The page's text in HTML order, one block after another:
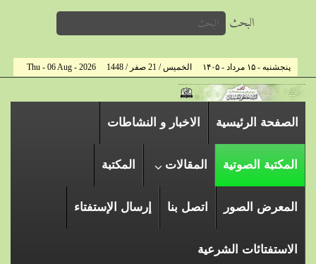
البحث
پنجشنبه - ۱۵ مرداد - ۱۴۰۵ الخميس / 21 صفر / 1448 Thu - 06 Aug - 2026
الصفحة الرئیسیة الاخبار و النشاطات
المكتبة الصوتية المقالات المكتبة
المعرض الصور اتصل بنا إرسال الإستفتاء
الاستفتائات الشرعية